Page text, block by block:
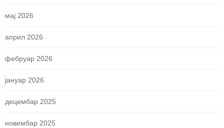
мај 2026
април 2026
фебруар 2026
јануар 2026
децембар 2025
новембар 2025